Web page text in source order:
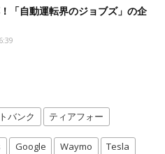
「自動運転界のジョブズ」の企
バンク ティアフォー
Google Waymo Tesla